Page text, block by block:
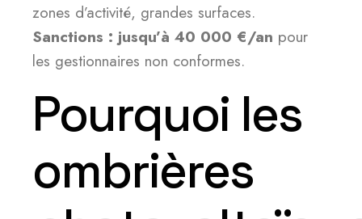
zones d’activité, grandes surfaces.
Sanctions : jusqu’à 40 000 €/an pour
les gestionnaires non conformes.
Pourquoi les
ombrières